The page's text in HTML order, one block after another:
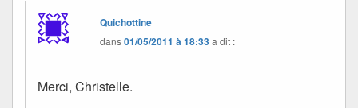
Quichottine
dans01/05/2011 à 18:33a dit :
Merci, Christelle.